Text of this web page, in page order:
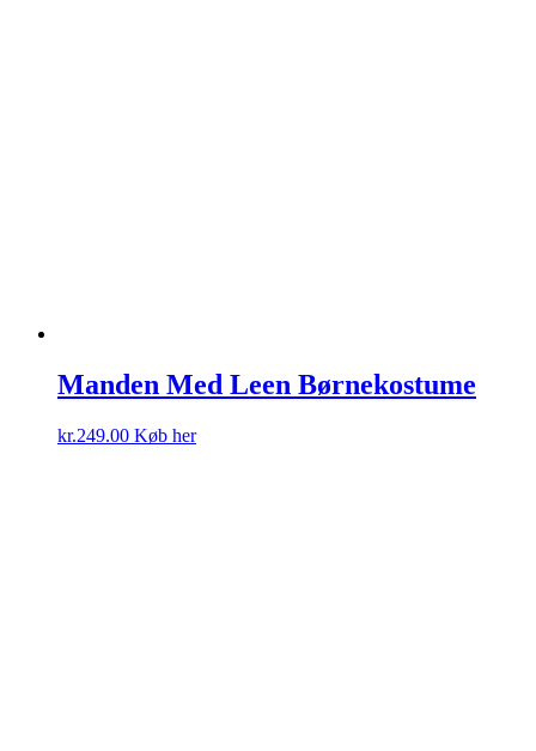
Manden Med Leen Børnekostume
kr.249.00 Køb her